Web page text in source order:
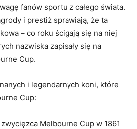
fanów sportu z całego świata.
i ⁤prestiż sprawiają, że ta
– ⁢co roku ścigają się na ⁢niej
‍nazwiska zapisały się ⁤na
‍Cup.
i legendarnych koni, które
Cup:
Melbourne Cup w 1861